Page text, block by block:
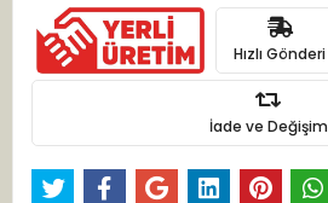
Hızlı Gönderi
İade ve Değişim